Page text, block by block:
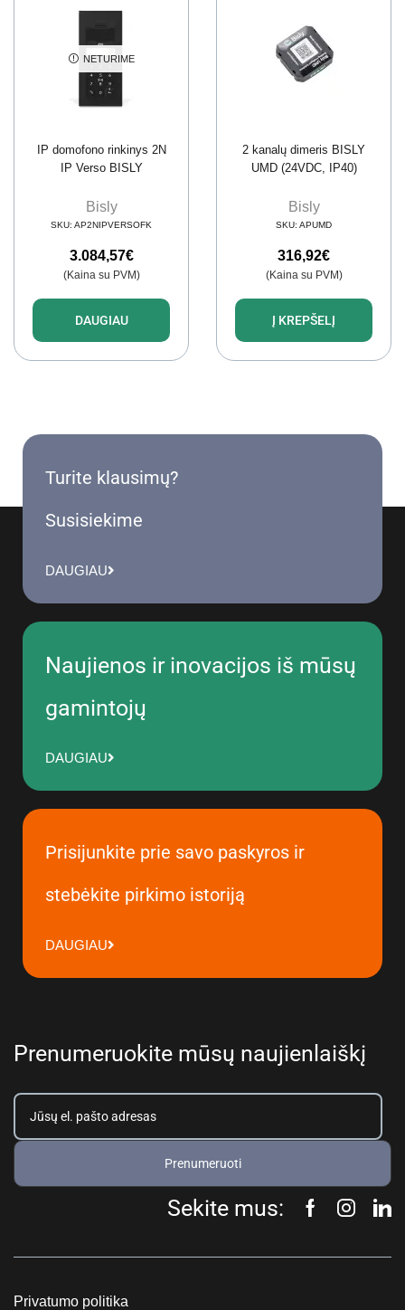
NETURIME
IP domofono rinkinys 2N
IP Verso BISLY
Bisly
SKU: AP2NIPVERSOFK
3.084,57€
(Kaina su PVM)
DAUGIAU
2 kanalų dimeris BISLY
UMD (24VDC, IP40)
Bisly
SKU: APUMD
316,92€
(Kaina su PVM)
Į KREPŠELĮ
Turite klausimų?
Susisiekime
DAUGIAU
Naujienos ir inovacijos iš mūsų
gamintojų
DAUGIAU
Prisijunkite prie savo paskyros ir
stebėkite pirkimo istoriją
DAUGIAU
Prenumeruokite mūsų naujienlaiškį
Prenumeruoti
Sekite mus:
Privatumo politika